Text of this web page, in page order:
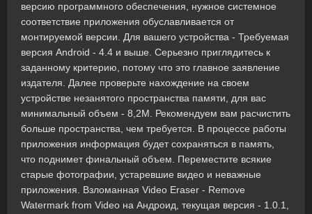
версию программного обеспечения, нужное системное
соответствие приложения обуславливается от
монтируемой версии. Для вашего устройства - Требуемая
версия Android - 4.4 и выше. Серьезно приглядитесь к
заданному критерию, потому что это главное заявление
издателя. Далее проверьте нахождение на своем
устройстве незанятого пространства памяти, для вас
минимальный объем - 8,2M. Рекомендуем вам расчистить
больше пространства, чем требуется. В процессе работы
приложения информация будет сохраняться в память,
что поднимет финальный объем. Переместите всякие
старые фотографии, устаревшие видео и неважные
приложения. Взломанная Video Eraser - Remove
Watermark from Video на Андроид, текущая версия - 1.0.1,